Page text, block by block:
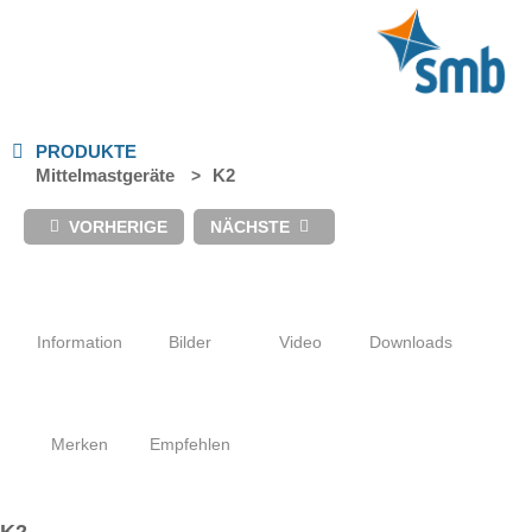
PRODUKTE
Mittelmastgeräte
K2